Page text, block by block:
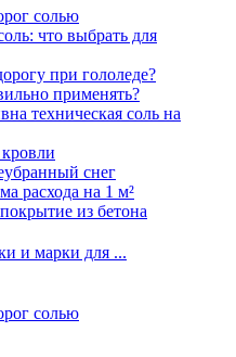
солью
что выбрать для
при гололеде?
применять?
техническая соль на
снег
расхода на 1 м²
из бетона
и марки для ...
солью